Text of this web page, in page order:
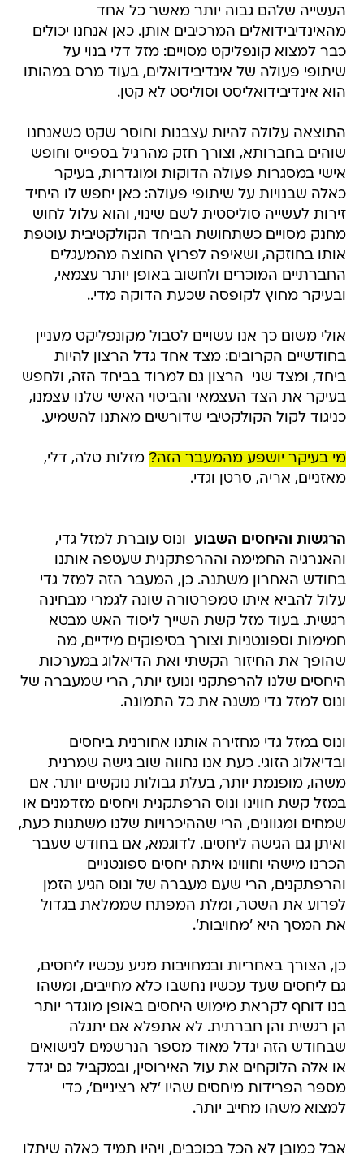
העשייה שלהם גבוה יותר מאשר כל אחד
מהאינדיבידואלים המרכיבים אותן. כאן אנחנו יכולים
כבר למצוא קונפליקט מסויים: מזל דלי בנוי על
שיתופי פעולה של אינדיבידואלים, בעוד מרס במהותו
הוא אינדיבידואליסט וסוליסט לא קטן.
התוצאה עלולה להיות עצבנות וחוסר שקט כשאנחנו
שוהים בחברותא, וצורך חזק מהרגיל בספייס וחופש
אישי במסגרות פעולה הדוקות ומוגדרות, בעיקר
כאלה שבנויות על שיתופי פעולה: כאן יחפש לו היחיד
זירות לעשייה סוליסטית לשם שינוי, והוא עלול לחוש
מחנק מסויים כשתחושת הביחד הקולקטיבית עוטפת
אותו בחוזקה, ושאיפה לפרוץ החוצה מהמעגלים
החברתיים המוכרים ולחשוב באופן יותר עצמאי,
ובעיקר מחוץ לקופסה שכעת הדוקה מדי..
אולי משום כך אנו עשויים לסבול מקונפליקט מעניין
בחודשיים הקרובים: מצד אחד גדל הרצון להיות
ביחד, ומצד שני  הרצון גם למרוד בביחד הזה, ולחפש
בעיקר את הצד העצמאי והביטוי האישי שלנו עצמנו,
כניגוד לקול הקולקטיבי שדורשים מאתנו להשמיע.
מי בעיקר יושפע מהמעבר הזה? מזלות טלה, דלי,
מאזניים, אריה, סרטן וגדי.
הרגשות והיחסים השבוע  ונוס עוברת למזל גדי,
והאנרגיה החמימה וההרפתקנית שעטפה אותנו
בחודש האחרון משתנה. כן, המעבר הזה למזל גדי
עלול להביא איתו טמפרטורה שונה לגמרי מבחינה
רגשית. בעוד מזל קשת השייך ליסוד האש מבטא
חמימות וספונטניות וצורך בסיפוקים מידיים, מה
שהופך את החיזור הקשתי ואת הדיאלוג במערכות
היחסים שלנו להרפתקני ונועז יותר, הרי שמעברה של
ונוס למזל גדי משנה את כל התמונה.
ונוס במזל גדי מחזירה אותנו אחורנית ביחסים
ובדיאלוג הזוגי. כעת אנו נחווה שוב גישה שמרנית
משהו, מופנמת יותר, בעלת גבולות נוקשים יותר. אם
במזל קשת חווינו ונוס הרפתקנית ויחסים מזדמנים או
שמחים ומגוונים, הרי שההיכרויות שלנו משתנות כעת,
ואיתן גם הגישה ליחסים. לדוגמא, אם בחודש שעבר
הכרנו מישהי וחווינו איתה יחסים ספונטניים
והרפתקנים, הרי שעם מעברה של ונוס הגיע הזמן
לפרוע את השטר, ומלת המפתח שממלאת בגדול
את המסך היא 'מחויבות'.
כן, הצורך באחריות ובמחויבות מגיע עכשיו ליחסים,
גם ליחסים שעד עכשיו נחשבו כלא מחייבים, ומשהו
בנו דוחף לקראת מימוש היחסים באופן מוגדר יותר
הן רגשית והן חברתית. לא אתפלא אם יתגלה
שבחודש הזה יגדל מאוד מספר הנרשמים לנישואים
או אלה הלוקחים את עול האירוסין, ובמקביל גם יגדל
מספר הפרידות מיחסים שהיו 'לא רציניים', כדי
למצוא משהו מחייב יותר.
אבל כמובן לא הכל בכוכבים, ויהיו תמיד כאלה שיתלו